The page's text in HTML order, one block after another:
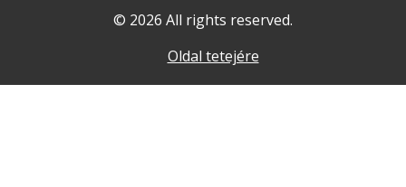
© 2026 All rights reserved.
Oldal tetejére